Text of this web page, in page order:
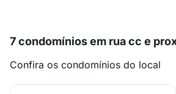
7 condomínios em rua cc e
Confira os condomínios do local